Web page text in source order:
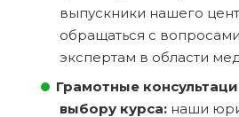
выпускники нашего
обращаться с
экспертам в области
Грамотные
выбору курса: наши